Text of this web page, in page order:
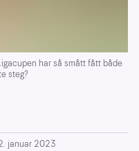
har så smått fått både
steg?
januar 2023